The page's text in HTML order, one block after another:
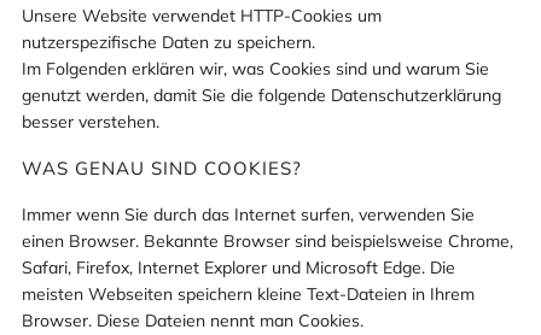
Unsere Website verwendet HTTP-Cookies um
nutzerspezifische Daten zu speichern.
Im Folgenden erklären wir, was Cookies sind und warum Sie
genutzt werden, damit Sie die folgende Datenschutzerklärung
besser verstehen.
WAS GENAU SIND COOKIES?
Immer wenn Sie durch das Internet surfen, verwenden Sie
einen Browser. Bekannte Browser sind beispielsweise Chrome,
Safari, Firefox, Internet Explorer und Microsoft Edge. Die
meisten Webseiten speichern kleine Text-Dateien in Ihrem
Browser. Diese Dateien nennt man Cookies.